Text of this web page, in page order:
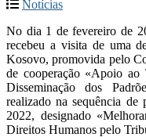
Notícias
No dia 1 de fevereiro de
recebeu a visita de uma
Kosovo, promovida pelo
de cooperação «Apoio
Disseminação dos
realizado na sequência
2022, designado
Direitos Humanos pelo